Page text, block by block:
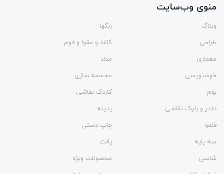
منوی وب‌سایت
وبلاگ
رنگها
طراحی
کاغذ و مقوا و فوم
معماری
مداد
خوشنویسی
مجسمه سازی
بوم
کاردک نقاشی
دفتر و بلوک نقاشی
پتینه
قلمو
چاپ دستی
سه پایه
پالت
شاسی
محصولات ویژه